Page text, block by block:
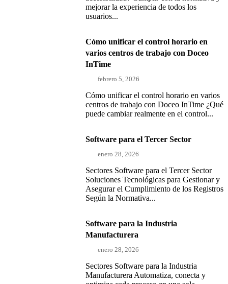
mejorar la experiencia de todos los
usuarios...
Cómo unificar el control horario en
varios centros de trabajo con Doceo
InTime
febrero 5, 2026
Cómo unificar el control horario en varios
centros de trabajo con Doceo InTime ¿Qué
puede cambiar realmente en el control...
Software para el Tercer Sector
enero 28, 2026
Sectores Software para el Tercer Sector
Soluciones Tecnológicas para Gestionar y
Asegurar el Cumplimiento de los Registros
Según la Normativa...
Software para la Industria
Manufacturera
enero 28, 2026
Sectores Software para la Industria
Manufacturera Automatiza, conecta y